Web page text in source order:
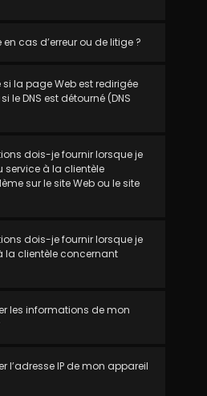
cas d’erreur ou de litige ?
la page Web est redirigée
le DNS est détourné (DNS
dois-je fournir lorsque je
service à la clientèle
sur le site Web ou le site
dois-je fournir lorsque je
la clientèle concernant
les informations de mon
l’adresse IP de mon appareil